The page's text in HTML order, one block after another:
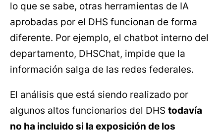
lo que se sabe, otras herramientas de IA
aprobadas por el DHS funcionan de forma
diferente. Por ejemplo, el chatbot interno del
departamento, DHSChat, impide que la
información salga de las redes federales.
El análisis que está siendo realizado por
algunos altos funcionarios del DHS todavía
no ha incluido si la exposición de los